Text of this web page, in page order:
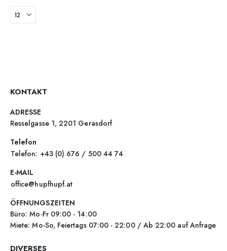
KONTAKT
ADRESSE
Resselgasse 1, 2201 Gerasdorf
Telefon
Telefon: +43 (0) 676 / 500 44 74
E-MAIL
office@hupfhupf.at
ÖFFNUNGSZEITEN
Büro: Mo-Fr 09:00 - 14:00
Miete: Mo-So, Feiertags 07:00 - 22:00 / Ab 22:00 auf Anfrage
DIVERSES